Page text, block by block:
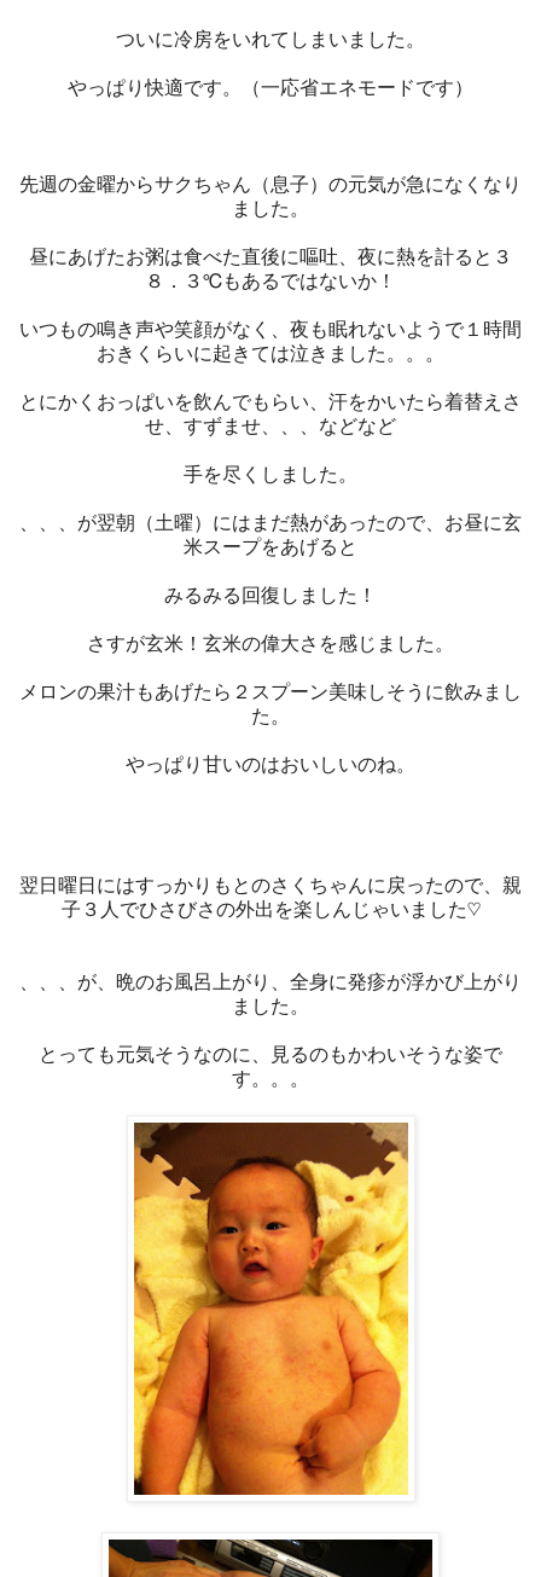
ついに冷房をいれてしまいました。
やっぱり快適です。（一応省エネモードです）
先週の金曜からサクちゃん（息子）の元気が急になくなり
ました。
昼にあげたお粥は食べた直後に嘔吐、夜に熱を計ると３
８．３℃もあるではないか！
いつもの鳴き声や笑顔がなく、夜も眠れないようで１時間
おきくらいに起きては泣きました。。。
とにかくおっぱいを飲んでもらい、汗をかいたら着替えさ
せ、すずませ、、、などなど
手を尽くしました。
、、、が翌朝（土曜）にはまだ熱があったので、お昼に玄
米スープをあげると
みるみる回復しました！
さすが玄米！玄米の偉大さを感じました。
メロンの果汁もあげたら２スプーン美味しそうに飲みまし
た。
やっぱり甘いのはおいしいのね。
翌日曜日にはすっかりもとのさくちゃんに戻ったので、親
子３人でひさびさの外出を楽しんじゃいました♡
、、、が、晩のお風呂上がり、全身に発疹が浮かび上がり
ました。
とっても元気そうなのに、見るのもかわいそうな姿で
す。。。